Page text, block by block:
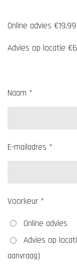
Online advies €19,99
Advies op locatie
Naam *
E-mailadres *
Voorkeur *
Online advies
Advies op
aanvraag)